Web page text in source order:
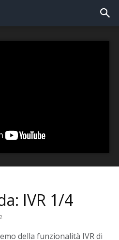
IVR 1/4
della funzionalità IVR di